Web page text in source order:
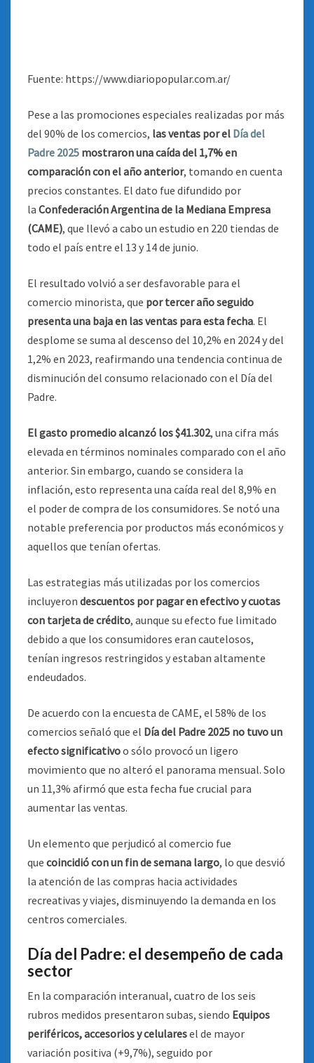
Fuente: https://www.diariopopular.com.ar/
Pese a las promociones especiales realizadas por más
del 90% de los comercios, las ventas por el Día del
Padre 2025 mostraron una caída del 1,7% en
comparación con el año anterior, tomando en cuenta
precios constantes. El dato fue difundido por
la Confederación Argentina de la Mediana Empresa
(CAME), que llevó a cabo un estudio en 220 tiendas de
todo el país entre el 13 y 14 de junio.
El resultado volvió a ser desfavorable para el
comercio minorista, que por tercer año seguido
presenta una baja en las ventas para esta fecha. El
desplome se suma al descenso del 10,2% en 2024 y del
1,2% en 2023, reafirmando una tendencia continua de
disminución del consumo relacionado con el Día del
Padre.
El gasto promedio alcanzó los $41.302, una cifra más
elevada en términos nominales comparado con el año
anterior. Sin embargo, cuando se considera la
inflación, esto representa una caída real del 8,9% en
el poder de compra de los consumidores. Se notó una
notable preferencia por productos más económicos y
aquellos que tenían ofertas.
Las estrategias más utilizadas por los comercios
incluyeron descuentos por pagar en efectivo y cuotas
con tarjeta de crédito, aunque su efecto fue limitado
debido a que los consumidores eran cautelosos,
tenían ingresos restringidos y estaban altamente
endeudados.
De acuerdo con la encuesta de CAME, el 58% de los
comercios señaló que el Día del Padre 2025 no tuvo un
efecto significativoo sólo provocó un ligero
movimiento que no alteró el panorama mensual. Solo
un 11,3% afirmó que esta fecha fue crucial para
aumentar las ventas.
Un elemento que perjudicó al comercio fue
que coincidió con un fin de semana largo, lo que desvió
la atención de las compras hacia actividades
recreativas y viajes, disminuyendo la demanda en los
centros comerciales.
Día del Padre: el desempeño de cada
sector
En la comparación interanual, cuatro de los seis
rubros medidos presentaron subas, siendo Equipos
periféricos, accesorios y celularesel de mayor
variación positiva (+9,7%), seguido por